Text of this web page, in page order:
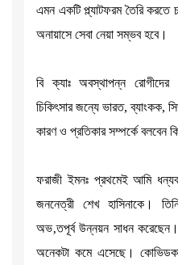
এমন একটি প্ল্যাটফরম তৈরি করতে
অনায়াসে সেবা নেয়া সম্ভব হবে।
বি ক্যাঃ অবস্থাপন্ন
চিকিৎসার জন্যে ভারত, ব্যাংকক,
কারণ ও প্রতিকার সম্পর্কে বলবেন
ফরাজী ইমনঃ প্রথমেই আমি
জননেত্রী শেখ হাসিনাকে।
অভ‚তপূর্ব উন্নয়ন সাধন করেছেন।
অনেকটা কমে এসেছে।